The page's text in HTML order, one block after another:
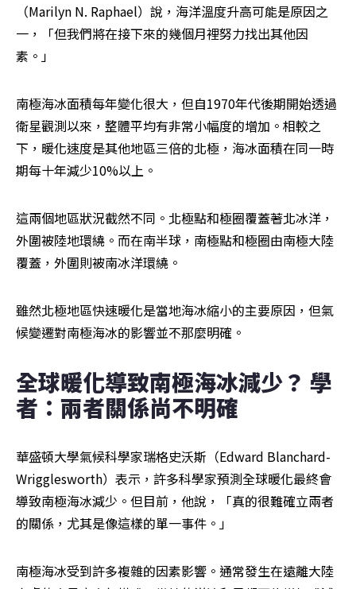
（Marilyn N. Raphael）說，海洋溫度升高可能是原因之
一，「但我們將在接下來的幾個月裡努力找出其他因
素。」
南極海冰面積每年變化很大，但自1970年代後期開始透過
衛星觀測以來，整體平均有非常小幅度的增加。相較之
下，暖化速度是其他地區三倍的北極，海冰面積在同一時
期每十年減少10%以上。
這兩個地區狀況截然不同。北極點和極圈覆蓋著北冰洋，
外圍被陸地環繞。而在南半球，南極點和極圈由南極大陸
覆蓋，外圍則被南冰洋環繞。
雖然北極地區快速暖化是當地海冰縮小的主要原因，但氣
候變遷對南極海冰的影響並不那麼明確。
全球暖化導致南極海冰減少？ 學
者：兩者關係尚不明確
華盛頓大學氣候科學家瑞格史沃斯（Edward Blanchard-
Wrigglesworth）表示，許多科學家預測全球暖化最終會
導致南極海冰減少。但目前，他說，「真的很難確立兩者
的關係，尤其是像這樣的單一事件。」
南極海冰受到許多複雜的因素影響。通常發生在遠離大陸